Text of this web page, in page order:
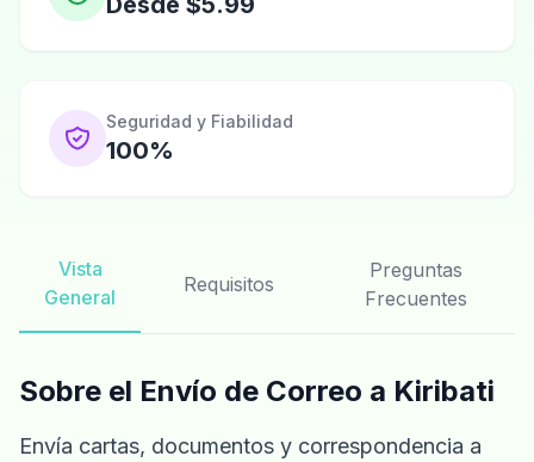
Seguridad y Fiabilidad
100%
Vista
General
Requisitos
Preguntas
Frecuentes
Sobre el Envío de Correo a Kiribati
Envía cartas, documentos y correspondencia a